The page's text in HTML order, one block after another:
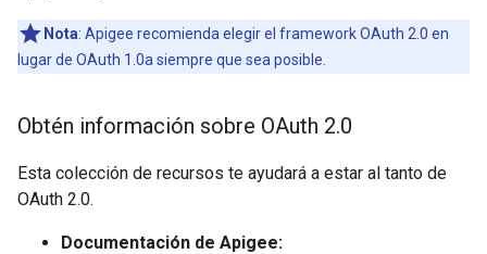
Nota: Apigee recomienda elegir el framework OAuth 2.0 en
lugar de OAuth 1.0a siempre que sea posible.
Obtén información sobre OAuth 2.0
Esta colección de recursos te ayudará a estar al tanto de
OAuth 2.0.
Documentación de Apigee: